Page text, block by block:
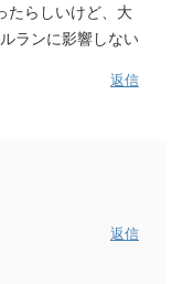
たらしいけど、大
ランに影響しない
返信
返信